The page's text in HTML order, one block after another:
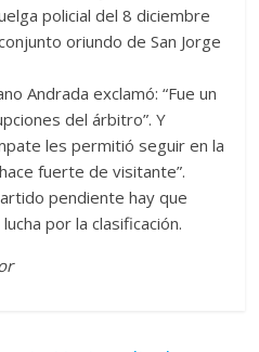
policial del 8 diciembre
oriundo de San Jorge
Andrada exclamó: “Fue un
del árbitro”. Y
les permitió seguir en la
fuerte de visitante”.
pendiente hay que
por la clasificación.